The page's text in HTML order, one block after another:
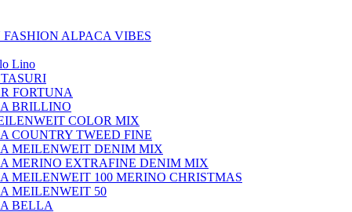
FASHION ALPACA VIBES
Lino
FORTUNA
BRILLINO
COLOR MIX
COUNTRY TWEED FINE
MEILENWEIT DENIM MIX
MERINO EXTRAFINE DENIM MIX
MEILENWEIT 100 MERINO CHRISTMAS
MEILENWEIT 50
BELLA